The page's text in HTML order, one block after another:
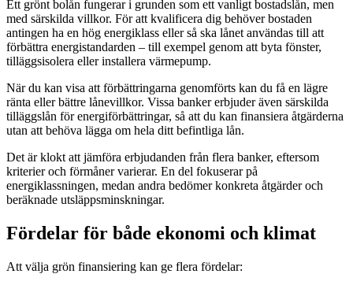
Ett grönt bolån fungerar i grunden som ett vanligt bostadslån, men
med särskilda villkor. För att kvalificera dig behöver bostaden
antingen ha en hög energiklass eller så ska lånet användas till att
förbättra energistandarden – till exempel genom att byta fönster,
tilläggsisolera eller installera värmepump.
När du kan visa att förbättringarna genomförts kan du få en lägre
ränta eller bättre lånevillkor. Vissa banker erbjuder även särskilda
tilläggslån för energiförbättringar, så att du kan finansiera åtgärderna
utan att behöva lägga om hela ditt befintliga lån.
Det är klokt att jämföra erbjudanden från flera banker, eftersom
kriterier och förmåner varierar. En del fokuserar på
energiklassningen, medan andra bedömer konkreta åtgärder och
beräknade utsläppsminskningar.
Fördelar för både ekonomi och klimat
Att välja grön finansiering kan ge flera fördelar: